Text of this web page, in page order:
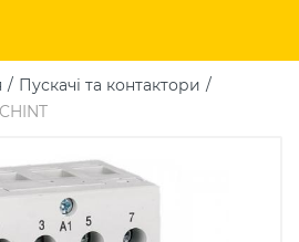
Пускачі та контактори